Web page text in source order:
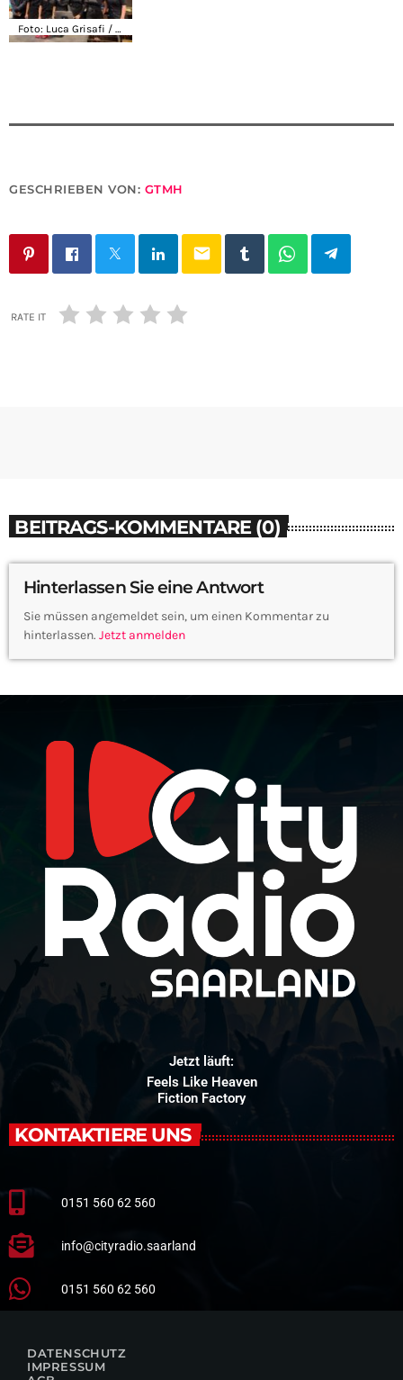
Foto: Luca Grisafi / CityRadio Saarland
GESCHRIEBEN VON: GTMH
email
RATE IT
BEITRAGS-KOMMENTARE (0)
Hinterlassen Sie eine Antwort
Sie müssen angemeldet sein, um einen Kommentar zu
hinterlassen. Jetzt anmelden
Jetzt läuft:
Feels Like Heaven
Fiction Factory
KONTAKTIERE UNS
0151 560 62 560
info@cityradio.saarland
0151 560 62 560
DATENSCHUTZ
IMPRESSUM